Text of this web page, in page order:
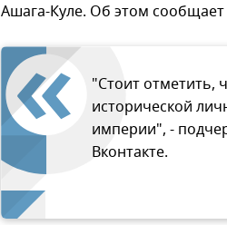
Ашага-Куле. Об этом
"Стоит отметить,
исторической
империи", -
Вконтакте.